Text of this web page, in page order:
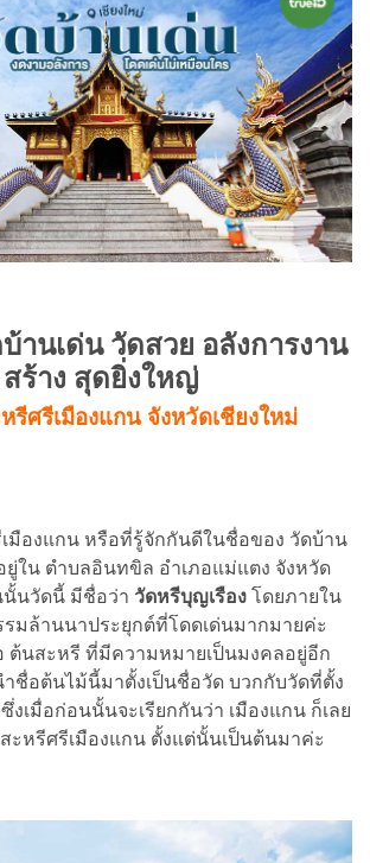
านเด่น วัดสวย อลังการงาน
สร้าง สุดยิ่งใหญ่
รีศรีเมืองแกน จังหวัดเชียงใหม่
มืองแกน หรือที่รู้จักกันดีในชื่อของ วัดบ้าน
ยู่ใน ตำบลอินทขิล อำเภอแม่แตง จังหวัด
นั้นวัดนี้ มีชื่อว่า วัดหรีบุญเรือง โดยภายใน
มล้านนาประยุกต์ที่โดดเด่นมากมายค่ะ
ต้นสะหรี ที่มีความหมายเป็นมงคลอยู่อีก
ำชื่อต้นไม้นี้มาตั้งเป็นชื่อวัด บวกกับวัดที่ตั้ง
ซึ่งเมื่อก่อนนั้นจะเรียกกันว่า เมืองแกน ก็เลย
สะหรีศรีเมืองแกน ตั้งแต่นั้นเป็นต้นมาค่ะ